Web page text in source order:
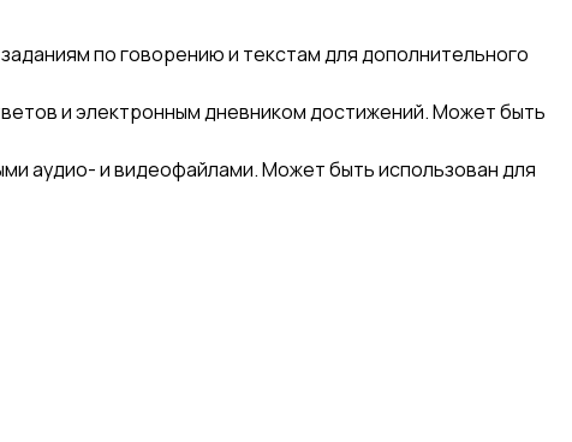
по говорению и текстам для дополнительного
и электронным дневником достижений. Может быть
аудио- и видеофайлами. Может быть использован для